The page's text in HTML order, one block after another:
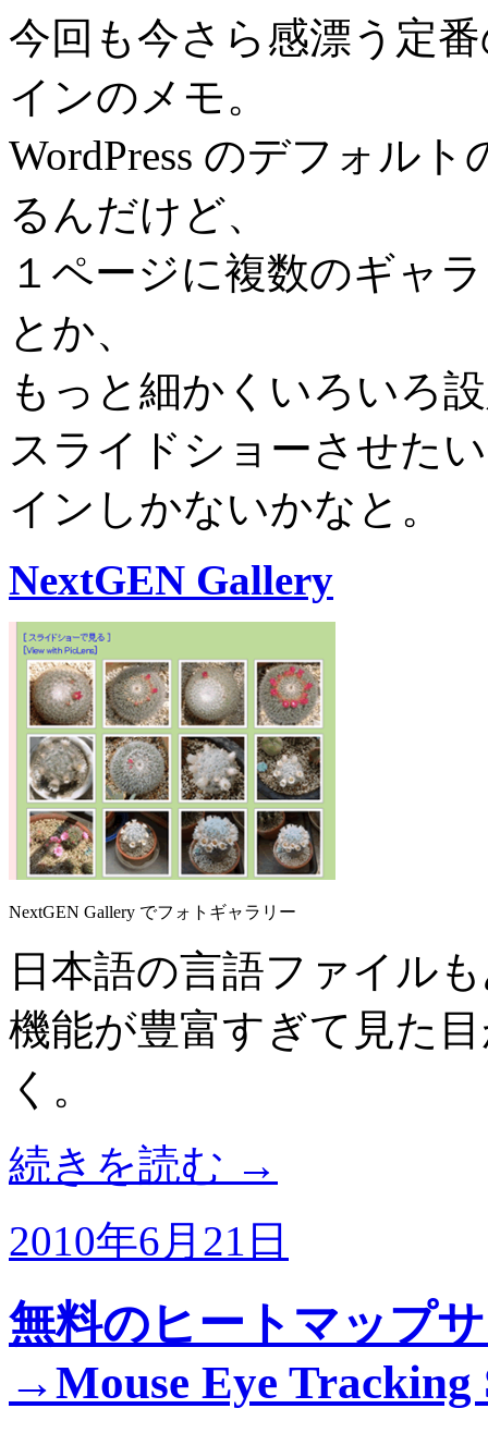
今回も今さら感漂う定
インのメモ。
WordPress のデフォル
るんだけど、
１ページに複数のギャ
とか、
もっと細かくいろいろ
スライドショーさせた
インしかないかなと。
NextGEN Gallery
NextGEN Gallery でフォトギャラリー
日本語の言語ファイル
機能が豊富すぎて見た
く。
続きを読む →
2010年6月21日
無料のヒートマップ
→Mouse Eye Tracking